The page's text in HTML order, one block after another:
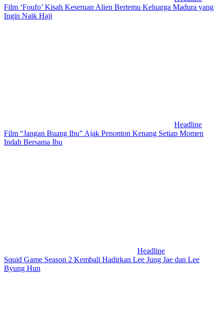
Film ‘Foufo’ Kisah Keseruan Alien Bertemu Keluarga Madura yang
Ingin Naik Haji
Headline
Film “Jangan Buang Ibu” Ajak Penonton Kenang Setiap Momen
Indah Bersama Ibu
Headline
Squid Game Season 2 Kembali Hadirkan Lee Jung Jae dan Lee
Byung Hun